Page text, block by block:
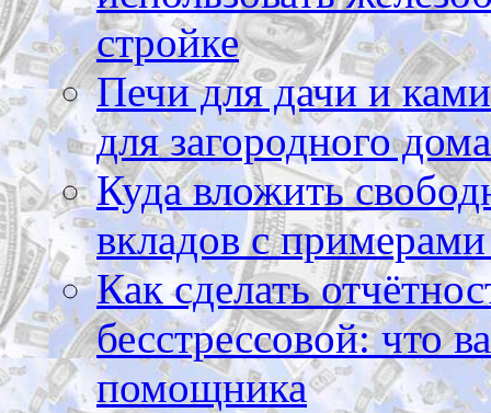
стройке
Печи для дачи и
для загородного дома
Куда вложить
вкладов с
Как сделать
бесстрессовой: что
помощника